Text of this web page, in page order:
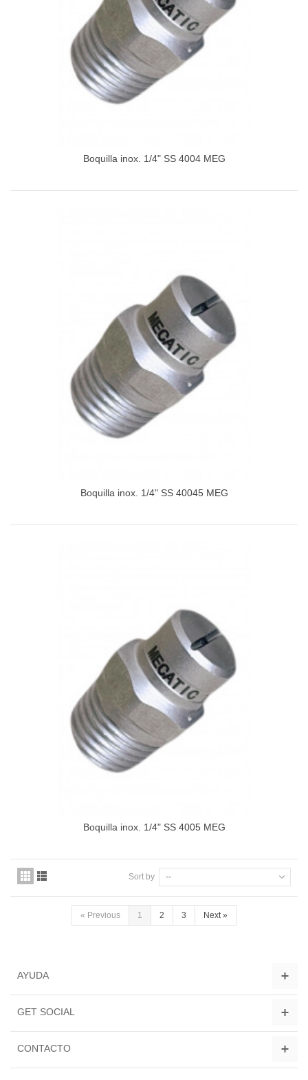
Boquilla inox. 1/4" SS 4004 MEG
Boquilla inox. 1/4" SS 40045 MEG
Boquilla inox. 1/4" SS 4005 MEG
Sort by --
« Previous 1 2 3 Next»
AYUDA
GET SOCIAL
CONTACTO